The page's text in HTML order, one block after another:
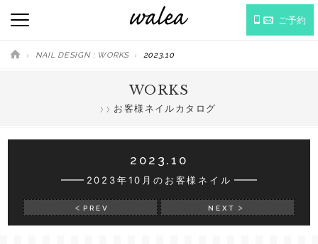
ご予約
NAIL DESIGN : WORKS 2023.10
WORKS
お客様ネイルカタログ
2023.10
2023年10月のお客様ネイル
PREV NEXT